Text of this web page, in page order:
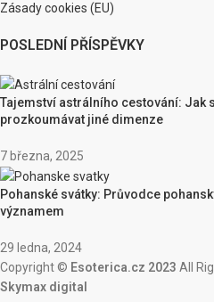
Zásady cookies (EU)
POSLEDNÍ PŘÍSPĚVKY
Tajemství astrálního cestování: Jak
prozkoumávat jiné dimenze
7 března, 2025
Pohanské svátky: Průvodce
významem
29 ledna, 2024
Copyright © Esoterica.cz 2023 All
Skymax digital